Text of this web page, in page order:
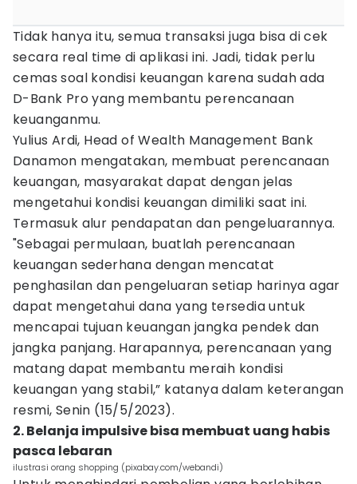
Tidak hanya itu, semua transaksi juga bisa di cek
secara real time di aplikasi ini. Jadi, tidak perlu
cemas soal kondisi keuangan karena sudah ada
D-Bank Pro yang membantu perencanaan
keuanganmu.
Yulius Ardi, Head of Wealth Management Bank
Danamon mengatakan, membuat perencanaan
keuangan, masyarakat dapat dengan jelas
mengetahui kondisi keuangan dimiliki saat ini.
Termasuk alur pendapatan dan pengeluarannya.
"Sebagai permulaan, buatlah perencanaan
keuangan sederhana dengan mencatat
penghasilan dan pengeluaran setiap harinya agar
dapat mengetahui dana yang tersedia untuk
mencapai tujuan keuangan jangka pendek dan
jangka panjang. Harapannya, perencanaan yang
matang dapat membantu meraih kondisi
keuangan yang stabil,” katanya dalam keterangan
resmi, Senin (15/5/2023).
2. Belanja impulsive bisa membuat uang habis
pasca lebaran
ilustrasi orang shopping (pixabay.com/webandi)